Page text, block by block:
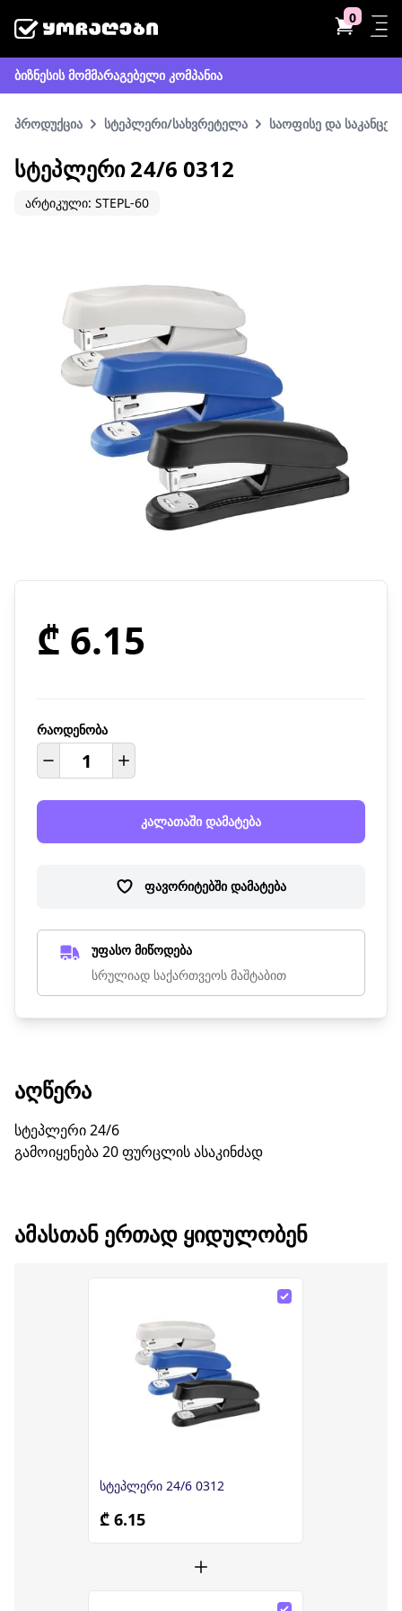
0
ბიზნესის მომმარაგებელი კომპანია
პროდუქცია სტეპლერი/სახვრეტელა საოფისე და
ᲡᲢᲔᲞᲚᲔᲠᲘ 24/6 0312
არტიკული: STEPL-60
₾ 6.15
რაოდენობა
კალათაში დამატება
ფავორიტებში დამატება
უფასო მიწოდება
სრულიად საქართვეოს მაშტაბით
ᲐᲦᲬᲔᲠᲐ
სტეპლერი 24/6
გამოიყენება 20 ფურცლის ასაკინძად
ᲐᲛᲐᲡᲗᲐᲜ ᲔᲠᲗᲐᲓ ᲧᲘᲓᲣᲚᲝᲑᲔᲜ
სტეპლერი 24/6 0312
₾ 6.15